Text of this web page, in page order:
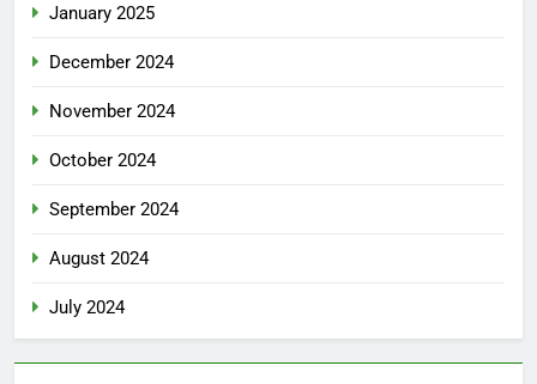
January 2025
December 2024
November 2024
October 2024
September 2024
August 2024
July 2024